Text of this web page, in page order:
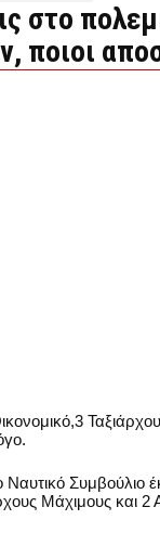
στο
ποιοι
Συμβούλιο
Μάχιμους και 2